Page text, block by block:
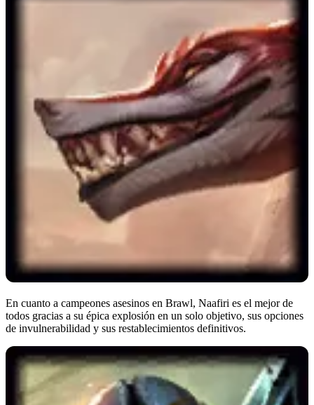
En cuanto a campeones asesinos en Brawl, Naafiri es el mejor de
todos gracias a su épica explosión en un solo objetivo, sus opciones
de invulnerabilidad y sus restablecimientos definitivos.